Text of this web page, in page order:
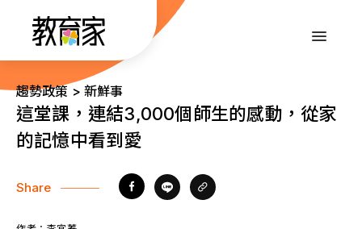
內
::: 趨勢政策 > 新鮮事
這堂課，連結3,000個師生的感動，從家
的記憶中看到愛
Share